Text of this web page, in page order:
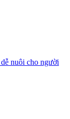
nuôi cho người